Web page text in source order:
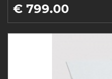
€ 799.00